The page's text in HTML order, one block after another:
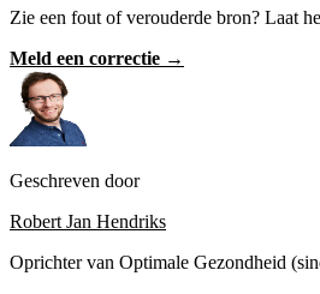
Zie een fout of verouderde bron? Laat
Meld een correctie →
Geschreven door
Robert Jan Hendriks
Oprichter van Optimale Gezondheid